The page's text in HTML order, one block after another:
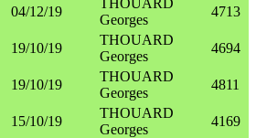
04/12/19
THOUARD
Georges
4713
19/10/19
THOUARD
Georges
4694
19/10/19
THOUARD
Georges
4811
15/10/19
THOUARD
Georges
4169